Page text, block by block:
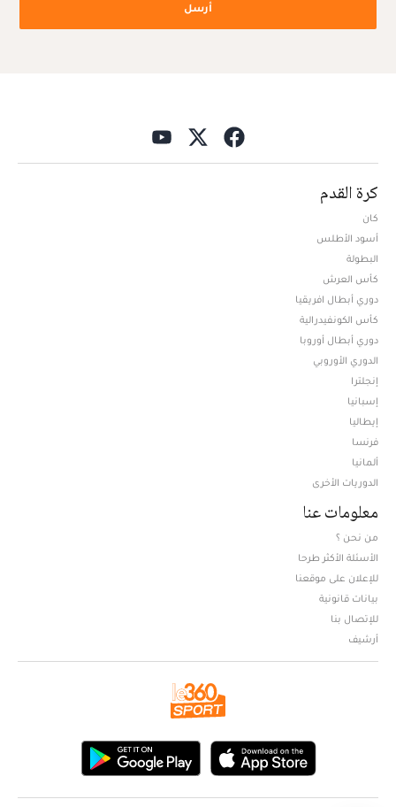
أرسل
كرة القدم
كان
أسود الأطلس
البطولة
كأس العرش
دوري أبطال افريقيا
كأس الكونفيدرالية
دوري أبطال أوروبا
الدوري الأوروبي
إنجلترا
إسبانيا
إيطاليا
فرنسا
ألمانيا
الدوريات الأخرى
معلومات عنا
من نحن ؟
الأسئلة الأكثر طرحا
للإعلان على موقعنا
بيانات قانونية
للإتصال بنا
أرشيف